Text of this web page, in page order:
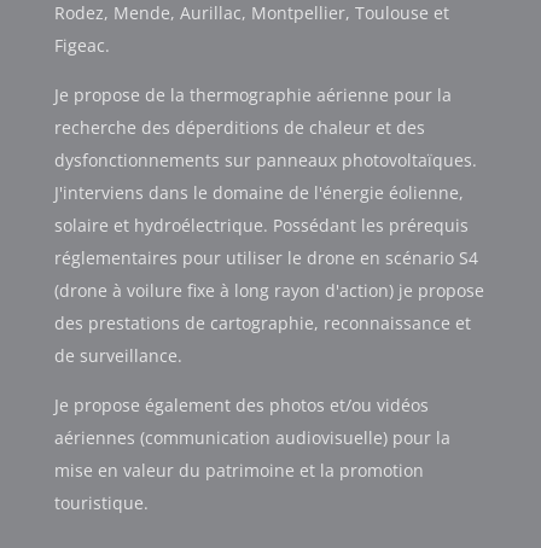
Rodez, Mende, Aurillac, Montpellier, Toulouse et
Figeac.
Je propose de la thermographie aérienne pour la
recherche des déperditions de chaleur et des
dysfonctionnements sur panneaux photovoltaïques.
J'interviens dans le domaine de l'énergie éolienne,
solaire et hydroélectrique. Possédant les prérequis
réglementaires pour utiliser le drone en scénario S4
(drone à voilure fixe à long rayon d'action) je propose
des prestations de cartographie, reconnaissance et
de surveillance.
Je propose également des photos et/ou vidéos
aériennes (communication audiovisuelle) pour la
mise en valeur du patrimoine et la promotion
touristique.